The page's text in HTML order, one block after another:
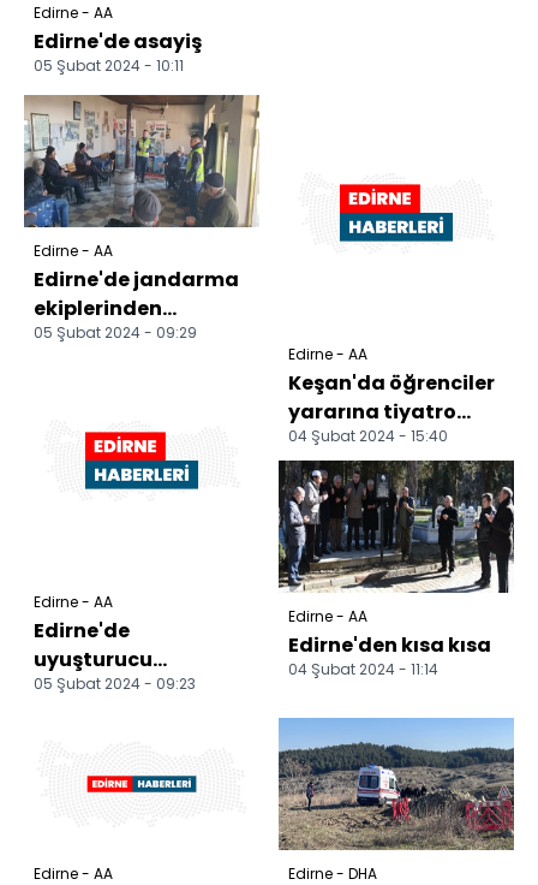
Edirne - AA
Edirne'de asayiş
05 Şubat 2024 - 10:11
Edirne - AA
Edirne'de jandarma
ekiplerinden
vatandaşlara trafik
05 Şubat 2024 - 09:29
Edirne - AA
Edirne'de
uyuşturucu
operasyonlarında 12
05 Şubat 2024 - 09:23
Edirne - AA
Keşan'da öğrenciler
yararına tiyatro
sahnelendi
04 Şubat 2024 - 15:40
Edirne - AA
Edirne'den kısa kısa
04 Şubat 2024 - 11:14
Edirne - AA Edirne - DHA